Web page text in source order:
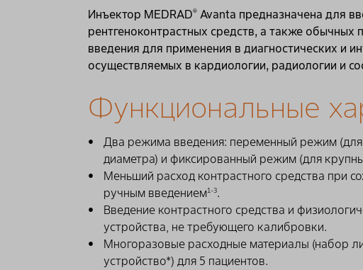
Инъектор MEDRAD® Avanta предназначена для
рентгеноконтрастных средств, а также
введения для применения в диагностических и
осуществляемых в кардиологии, радиологии и
Функциональные
Два режима введения: переменный режим
диаметра) и фиксированный режим (для
Меньший расход контрастного средства при
ручным введением1-3.
Введение контрастного средства и
устройства, не требующего калибровки.
Многоразовые расходные материалы (набор
устройство*) для 5 пациентов.